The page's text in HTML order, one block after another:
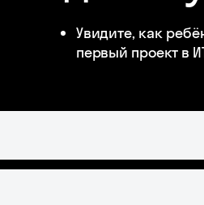
Увидите, как
первый проект в